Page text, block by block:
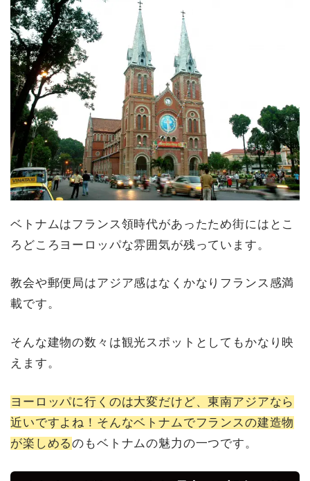
ベトナムはフランス領時代があったため街にはとこ
ろどころヨーロッパな雰囲気が残っています。
教会や郵便局はアジア感はなくかなりフランス感満
載です。
そんな建物の数々は観光スポットとしてもかなり映
えます。
ヨーロッパに行くのは大変だけど、東南アジアなら
近いですよね！そんなベトナムでフランスの建造物
が楽しめるのもベトナムの魅力の一つです。